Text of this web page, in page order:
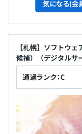
気になる(会
【札幌】ソフトウ
候補）（デジタルサ
通過ランク：C